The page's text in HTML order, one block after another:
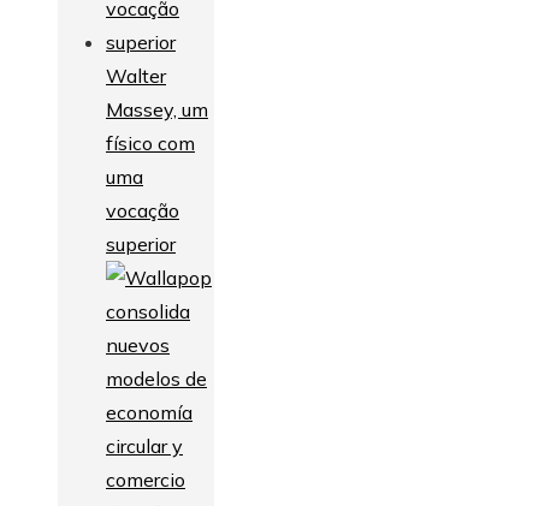
Walter
Massey, um
físico com
uma
vocação
superior